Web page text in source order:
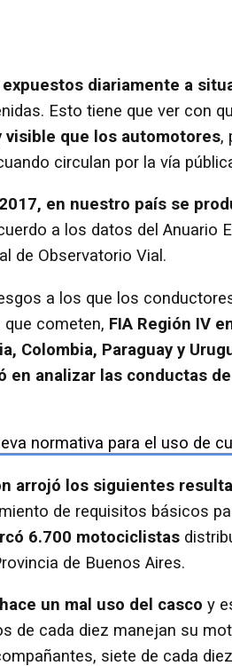
diariamente a
Esto tiene que ver con
que los automotores,
circulan por la vía
en nuestro país se
a los datos del Anuario
de Observatorio Vial.
a los que los
cometen, FIA Región IV
Colombia, Paraguay y
en analizar las conductas
normativa para el uso de
arrojó los siguientes
de requisitos básicos
6.700 motociclistas
de Buenos Aires.
un mal uso del casco y
de cada diez manejan su
siete de cada